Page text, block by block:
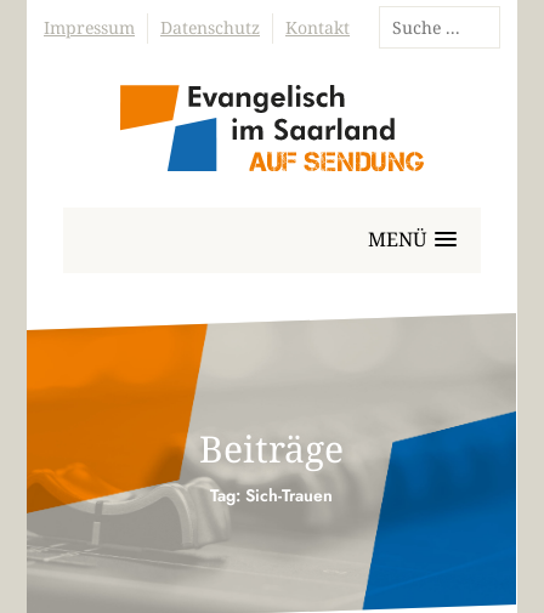
Impressum Datenschutz Kontakt
MENÜ
Beiträge
Tag: Sich-Trauen